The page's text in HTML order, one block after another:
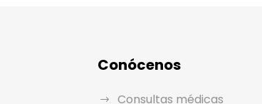
Conócenos
Consultas médicas